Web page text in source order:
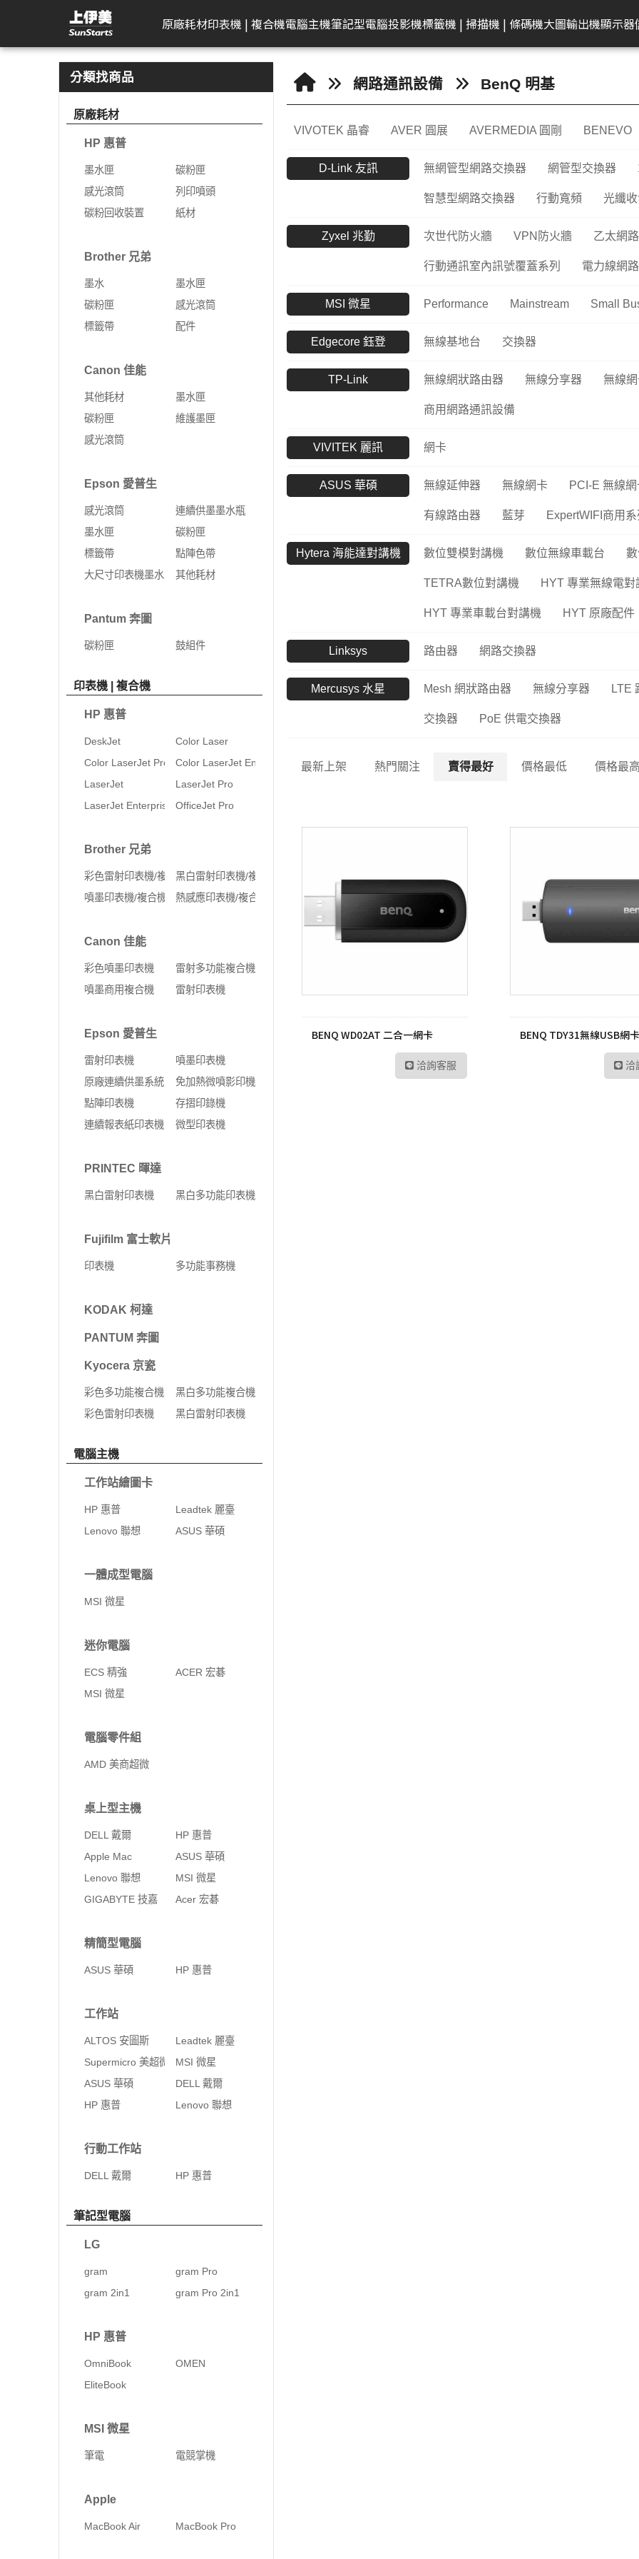
BenQ 明基 | 上伊美辦公用品網
原廠耗材
感光滾筒
列印噴頭
Brother 兄弟
墨水
墨水匣
碳粉匣
配件
Canon 佳能
其他耗材
墨水匣
碳粉匣
Epson 愛普生
感光滾筒
連續供墨墨水瓶
墨水匣
點陣色帶
大尺寸印表機墨水
印表機 | 複合機
HP 惠普
DeskJet
Color Laser
Color LaserJet Pro
Color LaserJet
Enterprise
LaserJet Pro
LaserJet Enterprise
OfficeJet Pro
Brother 兄弟
彩色雷射印表機/複合
機
Canon 佳能
彩色噴墨印表機
雷射多功能複合機
噴墨商用複合機
雷射印表機
噴墨印表機
原廠連續供墨
存摺印錄機
連續報表紙印
Fujifilm 富士軟片
印表機
多功能事務機
Kyocera 京瓷
黑白多功能複合機
黑白雷射印表機
電腦主機
工作站繪圖卡
HP 惠普
Leadtek 麗臺
Lenovo 聯想
ASUS 華碩
迷你電腦
ECS 精強
ACER 宏碁
MSI 微星
電腦零件組
AMD 美商超微
桌上型主機
DELL 戴爾
HP 惠普
Apple Mac
MSI 微星
GIGABYTE 技嘉
Leadtek 麗臺
Supermicro 美超微
MSI 微星
DELL 戴爾
HP 惠普
Lenovo 聯想
行動工作站
DELL 戴爾
HP 惠普
筆記型電腦
gram
gram Pro
gram 2in1
HP 惠普
OmniBook
OMEN
EliteBook
MSI 微星
筆電
電競掌機
投影機
Logitech 羅技
ACER 宏碁
投影機
LG
CineBeam
ProBeam
BenQ 明碁
投影機
商
高
互
燈
配件
標籤機 | 掃描機 | 條碼機
Kodak 柯達
掃描器
Epson 愛普生
標籤機
文件掃描器
相片掃描器
Canon 佳能
文件掃描器
平台式掃描器
Brother 兄弟
快速列印標籤機
家居及小型辦公室標籤
掃描機
AIMO 愛墨
熱感應標籤機
大圖輸出機
Canon 佳能
24吋(A1 )
36-42吋(A0 )
44吋(A0)
顯示器
DELL 戴爾
一般顯示器
曲面顯示器
遊戲專用顯示器
AeroTouch 富動
互動式顯示器
KATAI
顯示器周邊
MSI 微星
平面商務螢幕
亮麗旋轉螢幕
電競螢幕
專業顯示器
ASUS 華碩
HP 惠普
HP顯示器
商用顯示器
LG
Full HD & QHD螢幕
MyView智慧螢幕
螢幕
幕
APACER 宇瞻
隨身碟
記憶卡
行動硬碟
SSD固態硬碟
TEAM 十銓
記憶體
記憶卡
內接固態硬碟(SSD)
Transcend 創見
內接式固態硬碟
外接式固態硬碟
行動固態硬碟
行車紀錄器
密錄器
工業用記憶卡
固態硬碟
記憶體
隨身碟
MSI 微星
外接式SSD固態硬碟
SSD固態硬碟
UMAX 世成
Kodak 柯達
外接式硬碟
記憶卡
工業用SSD
工業用eMMC
工業用記憶體模組
D-Link 友訊
無網管型網路交換器
網管型交換器
10G網路交換器
智慧型無線網路基地台
智慧型網路交換器
光纖收發器
電源供應器
Zyxel 兆勤
次世代防火牆
VPN防火牆
乙太網路交換器
行動通訊室內訊號覆蓋
電力線網路設備
MSI 微星
Performance
Mainstream
Small Business
無線基地台
交換器
VIVITEK 麗訊
PCI-E 無線網卡
4G Sim卡 Router
藍芽
ExpertWIFI商用系列
無線路由器
Hytera 海能達對講機
數位雙模對講機
數位無線車載台
數位雙模中繼台
TETRA數位對講機
HYT 專業無線電對講
機
HYT 中繼台無線電
HYT 專業車載台對講
機
Hytera 原廠配件
路由器
網路交換器
無
交
分類找商品
原廠耗材
HP 惠普
墨水匣
碳粉匣
感光滾筒
列印噴頭
碳粉回收裝置
紙材
Brother 兄弟
墨水
墨水匣
碳粉匣
感光滾筒
標籤帶
配件
Canon 佳能
其他耗材
墨水匣
碳粉匣
維護墨匣
感光滾筒
Epson 愛普生
感光滾筒
連續供墨墨水瓶
墨水匣
碳粉匣
標籤帶
點陣色帶
大尺寸印表機墨水
其他耗材
Pantum 奔圖
碳粉匣 鼓組件
印表機 | 複合機
HP 惠普
DeskJet
Color Laser
Color LaserJet Pro
Color LaserJet Enterprise
LaserJet
LaserJet Pro
LaserJet Enterprise
OfficeJet Pro
Brother 兄弟
彩色雷射印表機/複合機黑白雷射印表機/複合機
噴墨印表機/複合機
熱感應印表機/複合機
Canon 佳能
彩色噴墨印表機
雷射多功能複合機
噴墨商用複合機
雷射印表機
Epson 愛普生
雷射印表機
噴墨印表機
原廠連續供墨系統
免加熱微噴影印機
點陣印表機
存摺印錄機
連續報表紙印表機
微型印表機
PRINTEC 暉達
黑白雷射印表機 黑白多功能印表機
Fujifilm 富士軟片
印表機 多功能事務機
KODAK 柯達
PANTUM 奔圖
Kyocera 京瓷
彩色多功能複合機
黑白多功能複合機
彩色雷射印表機
黑白雷射印表機
電腦主機
工作站繪圖卡
HP 惠普
Leadtek 麗臺
Lenovo 聯想
ASUS 華碩
一體成型電腦
MSI 微星
迷你電腦
ECS 精強
ACER 宏碁
MSI 微星
電腦零件組
AMD 美商超微
桌上型主機
DELL 戴爾
HP 惠普
Apple Mac
ASUS 華碩
Lenovo 聯想
MSI 微星
GIGABYTE 技嘉
Acer 宏碁
精簡型電腦
ASUS 華碩 HP 惠普
工作站
ALTOS 安圖斯
Leadtek 麗臺
Supermicro 美超微
MSI 微星
ASUS 華碩
DELL 戴爾
HP 惠普
Lenovo 聯想
行動工作站
DELL 戴爾 HP 惠普
筆記型電腦
LG
gram
gram Pro
gram 2in1
gram Pro 2in1
HP 惠普
OmniBook
OMEN
EliteBook
MSI 微星
筆電 電競掌機
Apple
MacBook Air MacBook Pro
網路通訊設備 BenQ 明基
VIVOTEK 晶睿 AVER 圓展 AVERMEDIA 圓剛 BENEVO
D-Link 友訊 無網管型網路交換器 網管型交換器
智慧型網路交換器 行動寬頻 光纖
Zyxel 兆勤 次世代防火牆 VPN防火牆 乙太網
行動通訊室內訊號覆蓋系列 電力線網
MSI 微星 Performance Mainstream Small
Edgecore 鈺登 無線基地台 交換器
TP-Link 無線網狀路由器 無線分享器 無線
商用網路通訊設備
VIVITEK 麗訊 網卡
ASUS 華碩 無線延伸器 無線網卡 PCI-E 無線
有線路由器 藍芽 ExpertWIFI商用系
Hytera 海能達對講機 數位雙模對講機 數位無線車載台
TETRA數位對講機 HYT 專業無線電對
HYT 專業車載台對講機 HYT 原廠配件
Linksys 路由器 網路交換器
Mercusys 水星 Mesh 網狀路由器 無線分享器 LTE
交換器 PoE 供電交換器
最新上架 熱門關注 賣得最好 價格最低 價格最高
BENQ WD02AT 二合一網卡
洽詢客服
BENQ TDY31無線USB網卡
洽